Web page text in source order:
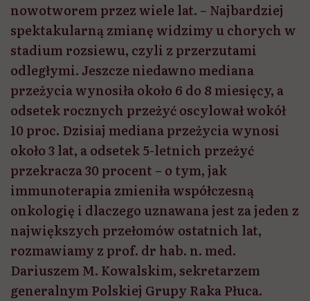
nowotworem przez wiele lat. – Najbardziej
spektakularną zmianę widzimy u chorych w
stadium rozsiewu, czyli z przerzutami
odległymi. Jeszcze niedawno mediana
przeżycia wynosiła około 6 do 8 miesięcy, a
odsetek rocznych przeżyć oscylował wokół
10 proc. Dzisiaj mediana przeżycia wynosi
około 3 lat, a odsetek 5-letnich przeżyć
przekracza 30 procent – o tym, jak
immunoterapia zmieniła współczesną
onkologię i dlaczego uznawana jest za jeden z
największych przełomów ostatnich lat,
rozmawiamy z prof. dr hab. n. med.
Dariuszem M. Kowalskim, sekretarzem
generalnym Polskiej Grupy Raka Płuca.